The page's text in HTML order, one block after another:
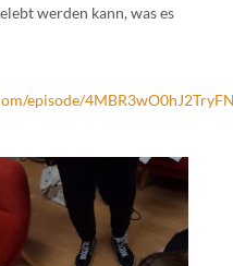
werden kann, was es
episode/